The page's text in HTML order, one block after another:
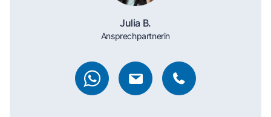
Julia B.
Ansprechpartnerin